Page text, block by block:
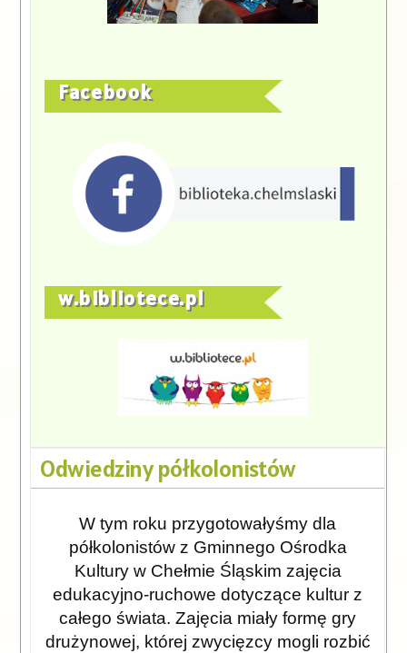
Facebook
w.bibliotece.pl
Odwiedziny półkolonistów
W tym roku przygotowałyśmy dla
półkolonistów z Gminnego Ośrodka
Kultury w Chełmie Śląskim zajęcia
edukacyjno-ruchowe dotyczące kultur z
całego świata. Zajęcia miały formę gry
drużynowej, której zwycięzcy mogli rozbić